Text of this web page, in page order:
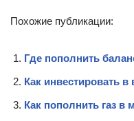
Похожие публикации:
Где пополнить
Как инвестировать в
Как пополнить газ в